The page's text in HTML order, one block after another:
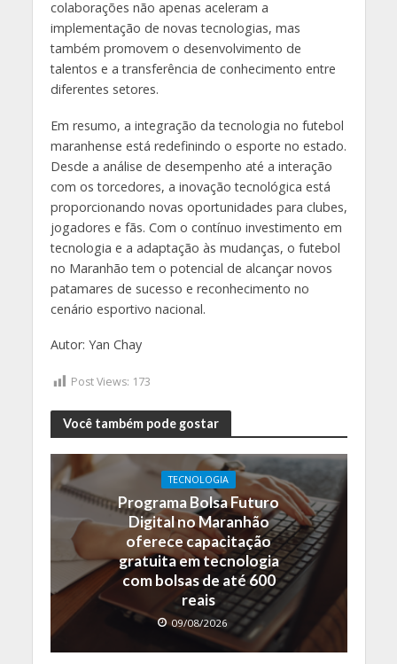
colaborações não apenas aceleram a
implementação de novas tecnologias, mas
também promovem o desenvolvimento de
talentos e a transferência de conhecimento entre
diferentes setores.
Em resumo, a integração da tecnologia no futebol
maranhense está redefinindo o esporte no estado.
Desde a análise de desempenho até a interação
com os torcedores, a inovação tecnológica está
proporcionando novas oportunidades para clubes,
jogadores e fãs. Com o contínuo investimento em
tecnologia e a adaptação às mudanças, o futebol
no Maranhão tem o potencial de alcançar novos
patamares de sucesso e reconhecimento no
cenário esportivo nacional.
Autor: Yan Chay
Post Views: 173
Você também pode gostar
TECNOLOGIA
Programa Bolsa Futuro
Digital no Maranhão
oferece capacitação
gratuita em tecnologia
com bolsas de até 600
reais
09/08/2026